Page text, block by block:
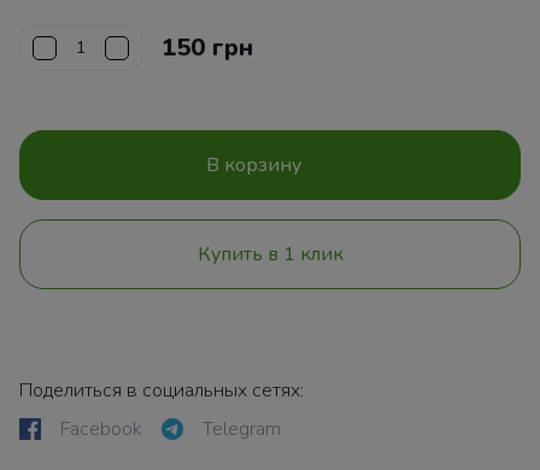
150 грн
В корзину
Купить в 1 клик
Поделиться в социальных сетях:
Facebook
Telegram